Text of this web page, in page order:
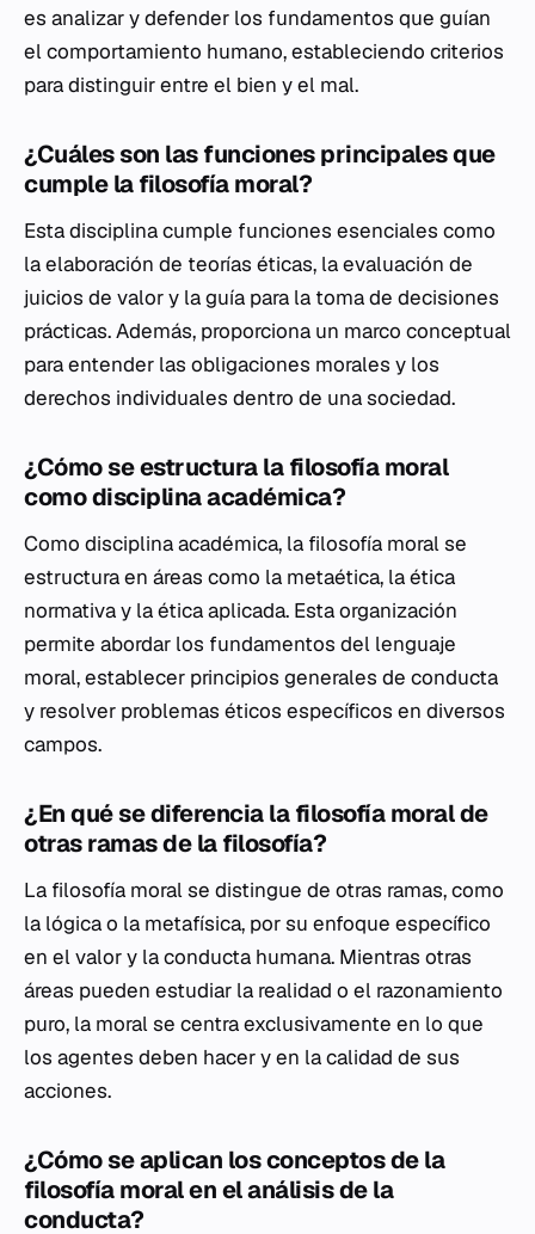
es analizar y defender los fundamentos que guían
el comportamiento humano, estableciendo criterios
para distinguir entre el bien y el mal.
¿Cuáles son las funciones principales que
cumple la filosofía moral?
Esta disciplina cumple funciones esenciales como
la elaboración de teorías éticas, la evaluación de
juicios de valor y la guía para la toma de decisiones
prácticas. Además, proporciona un marco conceptual
para entender las obligaciones morales y los
derechos individuales dentro de una sociedad.
¿Cómo se estructura la filosofía moral
como disciplina académica?
Como disciplina académica, la filosofía moral se
estructura en áreas como la metaética, la ética
normativa y la ética aplicada. Esta organización
permite abordar los fundamentos del lenguaje
moral, establecer principios generales de conducta
y resolver problemas éticos específicos en diversos
campos.
¿En qué se diferencia la filosofía moral de
otras ramas de la filosofía?
La filosofía moral se distingue de otras ramas, como
la lógica o la metafísica, por su enfoque específico
en el valor y la conducta humana. Mientras otras
áreas pueden estudiar la realidad o el razonamiento
puro, la moral se centra exclusivamente en lo que
los agentes deben hacer y en la calidad de sus
acciones.
¿Cómo se aplican los conceptos de la
filosofía moral en el análisis de la
conducta?